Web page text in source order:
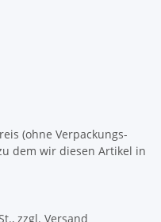
(ohne Verpackungs-
dem wir diesen Artikel in
zzgl. Versand